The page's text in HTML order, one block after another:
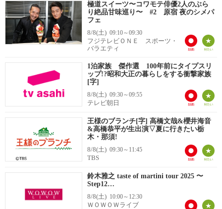
極道スイーツ〜コワモテ俳優2人のぶら
り絶品甘味巡り〜 #2 原宿 夜のシメパ
フェ
8/8(土) 09:10～09:30
フジテレビＯＮＥ スポーツ・
バラエティ
1泊家族 傑作選 100年前にタイプスリ
ップ!?昭和大正の暮らしをする衝撃家族
[字]
8/8(土) 09:30～09:55
テレビ朝日
王様のブランチ[字] 高橋文哉&櫻井海音
&高橋恭平が生出演▽夏に行きたい栃
木・那須!
8/8(土) 09:30～11:45
TBS
鈴木雅之 taste of martini tour 2025 〜
Step12…
8/8(土) 10:00～12:30
ＷＯＷＯＷライブ